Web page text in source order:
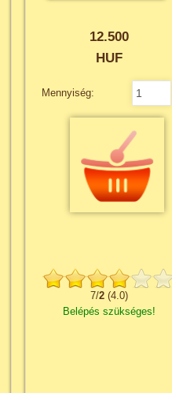
12.500
HUF
Mennyiség:
7/2 (4.0)
Belépés szükséges!